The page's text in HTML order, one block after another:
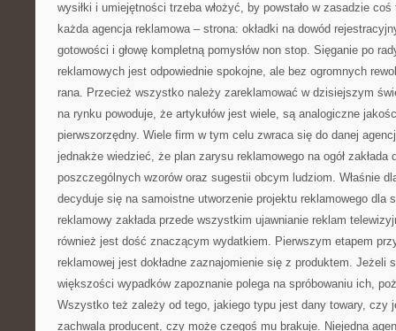
wysiłki i umiejętności trzeba włożyć, by powstało w zasadzie
każda agencja reklamowa – strona: okładki na dowód
gotowości i głowę kompletną pomysłów non stop. Sięganie po
reklamowych jest odpowiednie spokojne, ale bez ogromnych
rana. Przecież wszystko należy zareklamować w dzisiejszym
na rynku powoduje, że artykułów jest wiele, są analogiczne
pierwszorzędny. Wiele firm w tym celu zwraca się do danej
jednakże wiedzieć, że plan zarysu reklamowego na ogół zakłada
poszczególnych wzorów oraz sugestii obcym ludziom. Właśnie
decyduje się na samoistne utworzenie projektu reklamowego dla
reklamowy zakłada przede wszystkim ujawnianie reklam
również jest dość znaczącym wydatkiem. Pierwszym etapem
reklamowej jest dokładne zaznajomienie się z produktem. Jeżeli
większości wypadków zapoznanie polega na spróbowaniu ich,
Wszystko też zależy od tego, jakiego typu jest dany towary, czy
zachwala producent, czy może czegoś mu brakuje. Niejedna